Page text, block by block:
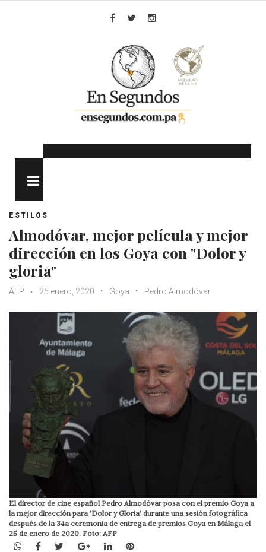
ESTILOS
Almodóvar, mejor película y mejor
dirección en los Goya con "Dolor y
gloria"
AFP 25 enero, 2020 Goya Pedro Almodóvar
El director de cine español Pedro Almodóvar posa con el premio Goya a
la mejor dirección para 'Dolor y Gloria' durante una sesión fotográfica
después de la 34a ceremonia de entrega de premios Goya en Málaga el
25 de enero de 2020. Foto: AFP
WhatsApp
Facebook
TwitterGoogle+LinkedInPinterest